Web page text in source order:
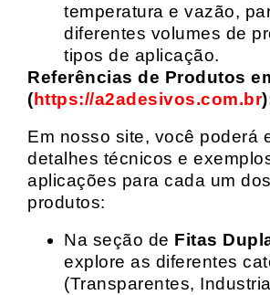
temperatura e vazão,
diferentes volumes de
tipos de aplicação.
Referências de Produtos
(https://a2adesivos.com.br
Em nosso site, você poderá
detalhes técnicos e
aplicações para cada um
produtos:
Na seção de Fitas
explore as diferentes
(Transparentes,